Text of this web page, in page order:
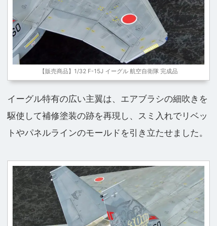
【販売商品】1/32 F-15J イーグル 航空自衛隊 完成品
イーグル特有の広い主翼は、エアブラシの細吹きを
駆使して補修塗装の跡を再現し、スミ入れでリベッ
トやパネルラインのモールドを引き立たせました。